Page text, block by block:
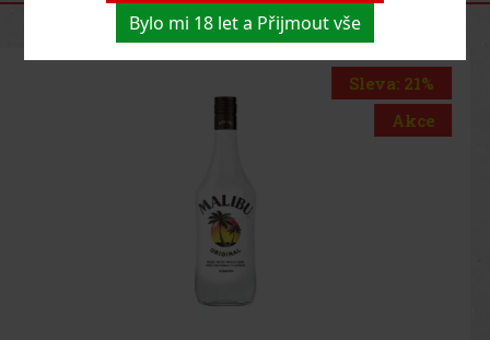
Bylo mi 18 let a Přijmout vše
Helsinki Vodka Blue Edition 8× Filtered 0,7l 40%
Helsinki Vodka Blue Edition 8× Filtered přichází v
vodky spojuje jemný pšeničný základ, osminásobnou filtraci a
Sleva: 13%
Akce